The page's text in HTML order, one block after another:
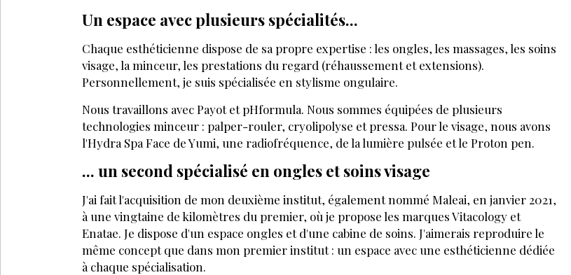
Un espace avec plusieurs spécialités...
Chaque esthéticienne dispose de sa propre expertise : les ongles, les massages, les soins
visage, la minceur, les prestations du regard (réhaussement et extensions).
Personnellement, je suis spécialisée en stylisme ongulaire.
Nous travaillons avec Payot et pHformula. Nous sommes équipées de plusieurs
technologies minceur : palper-rouler, cryolipolyse et pressa. Pour le visage, nous avons
l'Hydra Spa Face de Yumi, une radiofréquence, de la lumière pulsée et le Proton pen.
... un second spécialisé en ongles et soins visage
J'ai fait l'acquisition de mon deuxième institut, également nommé Maleai, en janvier 2021,
à une vingtaine de kilo­mètres du premier, où je propose les marques Vitacology et
Enatae. Je dis­pose d'un espace ongles et d'une cabine de soins. J'aimerais reproduire le
même concept que dans mon premier institut : un espace avec une esthéticienne dédiée
à chaque spécialisation.